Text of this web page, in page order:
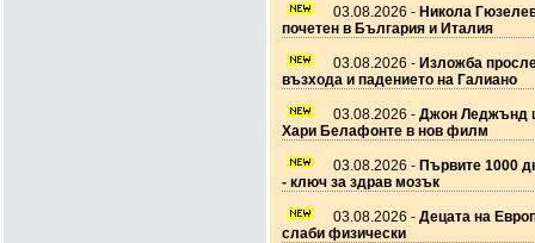
03.08.2026 - Никола
почетен в България и Италия
03.08.2026 - Изложба
възхода и падението на Галиано
03.08.2026 - Джон Леджънд
Хари Белафонте в нов филм
03.08.2026 - Първите 1000
- ключ за здрав мозък
03.08.2026 - Децата на
слаби физически